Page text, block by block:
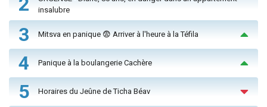
insalubre
3 Mitsva en panique 😨 Arriver à l'heure à la Téfila
4 Panique à la boulangerie Cachère
5 Horaires du Jeûne de Ticha Béav